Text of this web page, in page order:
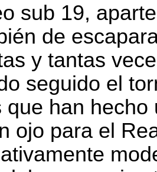
sub 19,
de
y tantas
seguido el
que han
ojo para el